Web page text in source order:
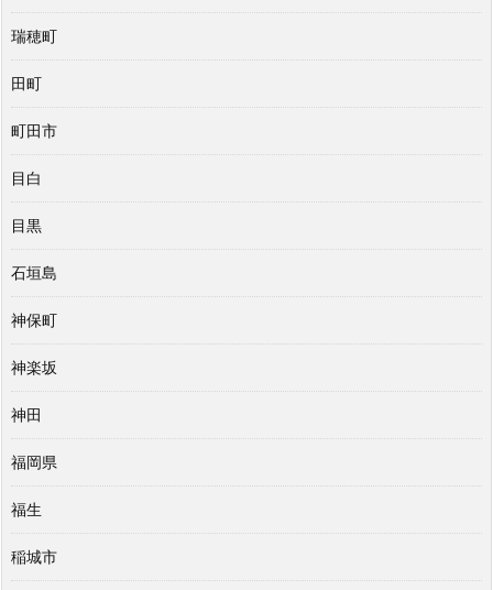
瑞穂町
田町
町田市
目白
目黒
石垣島
神保町
神楽坂
神田
福岡県
福生
稲城市